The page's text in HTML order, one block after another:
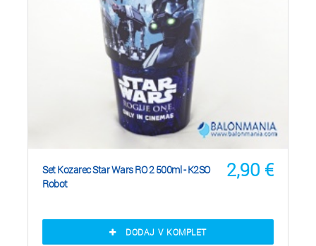
2,90 €
Set Kozarec Star Wars RO 2 500ml - K2SO
Robot
DODAJ V KOMPLET